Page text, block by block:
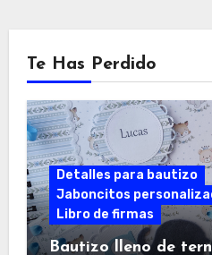
Te Has Perdido
Detalles para bautizo
Jaboncitos
Libro de firmas
Bautizo lleno de